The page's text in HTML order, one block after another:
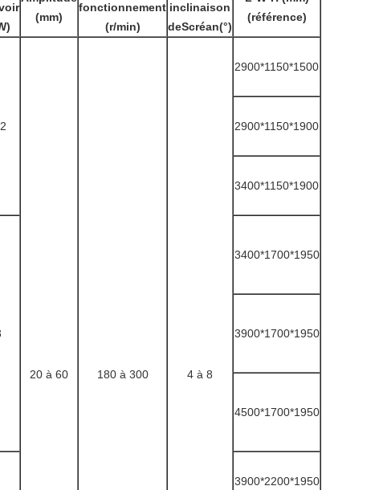
(mm)
fonctionnement
(r/min)
inclinaison
deScréan(°)
(référence)
20 à 60 180 à 300 4 à 8
2900*1150*1500
2900*1150*1900
3400*1150*1900
3400*1700*1950
3900*1700*1950
4500*1700*1950
3900*2200*1950